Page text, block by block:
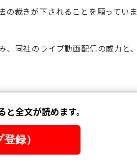
の裁きが下されることを願っていま
同社のライブ動画配信の威力と、